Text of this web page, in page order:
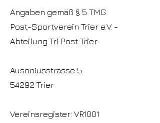
Angaben gemäß § 5 TMG
Post-Sportverein Trier e.V. -
Abteilung Tri Post Trier
Ausoniusstrasse 5
54292 Trier
Vereinsregister: VR1001